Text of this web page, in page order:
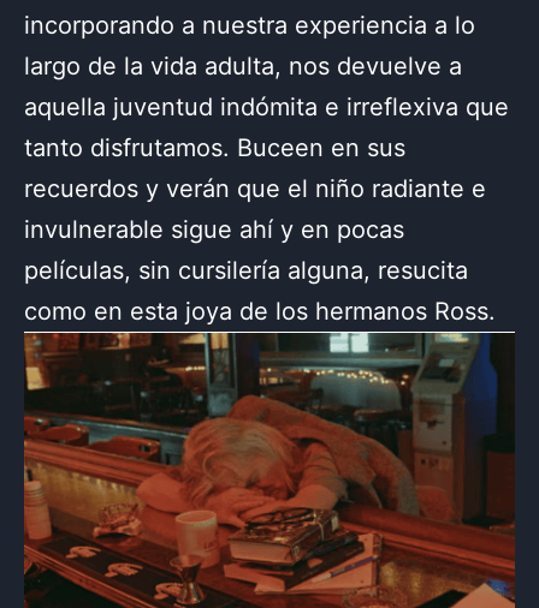
incorporando a nuestra experiencia a lo
largo de la vida adulta, nos devuelve a
aquella juventud indómita e irreflexiva que
tanto disfrutamos. Buceen en sus
recuerdos y verán que el niño radiante e
invulnerable sigue ahí y en pocas
películas, sin cursilería alguna, resucita
como en esta joya de los hermanos Ross.